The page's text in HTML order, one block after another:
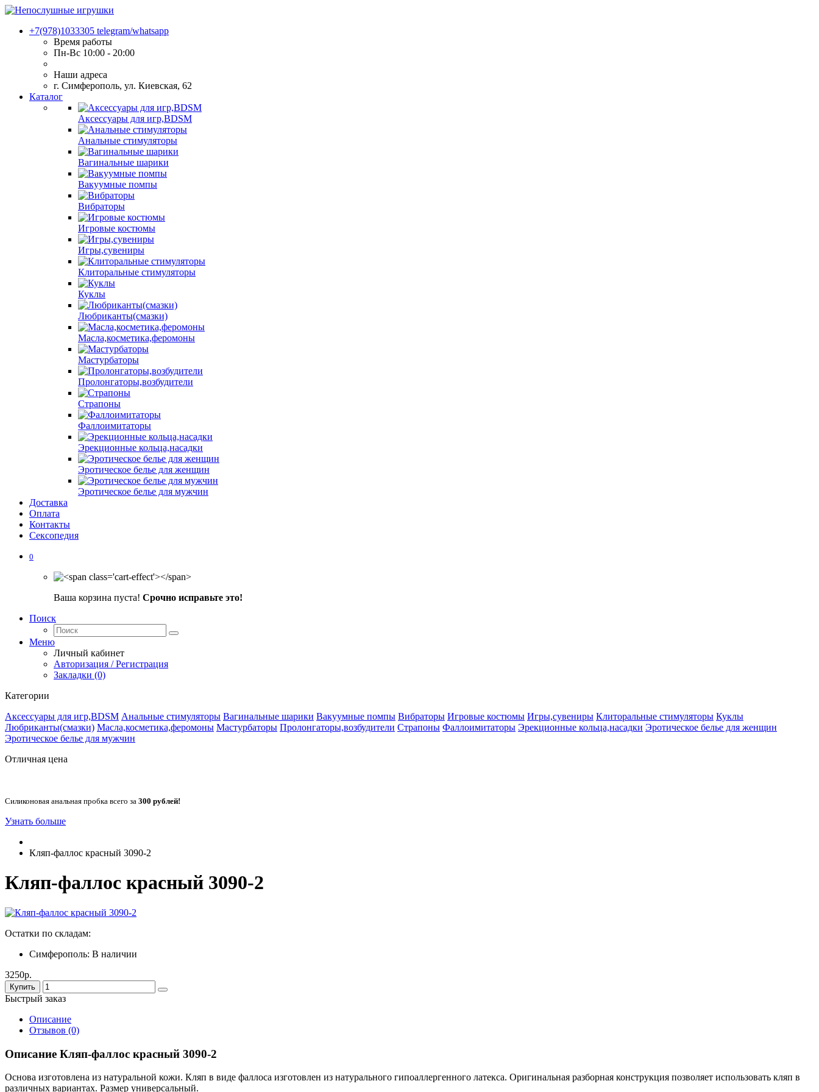
+7(978)1033305 telegram/whatsapp
Время работы
Пн-Вс 10:00 - 20:00
Наши адреса
г. Симферополь, ул. Киевская, 62
Каталог
Аксессуары для игр,BDSM
Анальные стимуляторы
Вагинальные шарики
Вакуумные помпы
Вибраторы
Игровые костюмы
Игры,сувениры
Клиторальные стимуляторы
Куклы
Любриканты(смазки)
Масла,косметика,феромоны
Мастурбаторы
Пролонгаторы,возбудители
Страпоны
Фаллоимитаторы
Эрекционные кольца,насадки
Эротическое белье для женщин
Эротическое белье для мужчин
Доставка
Оплата
Контакты
Сексопедия
0
Ваша корзина пуста! Срочно исправьте это!
Поиск
Меню
Личный кабинет
Авторизация / Регистрация
Закладки (0)
Категории
Аксессуары для игр,BDSM Анальные стимуляторы Вагинальные шарики Вакуумные помпы Вибраторы Игровые костюмы Игры,сувениры Клиторальные стимуляторы Куклы
Любриканты(смазки) Масла,косметика,феромоны Мастурбаторы Пролонгаторы,возбудители Страпоны Фаллоимитаторы Эрекционные кольца,насадки Эротическое белье для женщин
Эротическое белье для мужчин
Отличная цена
Силиконовая анальная пробка всего за 300 рублей!
Узнать больше
Кляп-фаллос красный 3090-2
Кляп-фаллос красный 3090-2
Остатки по складам:
Симферополь: В наличии
3250р.
Купить
Быстрый заказ
Описание
Отзывов (0)
Описание Кляп-фаллос красный 3090-2
Основа изготовлена из натуральной кожи. Кляп в виде фаллоса изготовлен из натурального гипоаллергенного латекса. Оригинальная разборная конструкция позволяет использовать кляп в
различных вариантах. Размер универсальный.